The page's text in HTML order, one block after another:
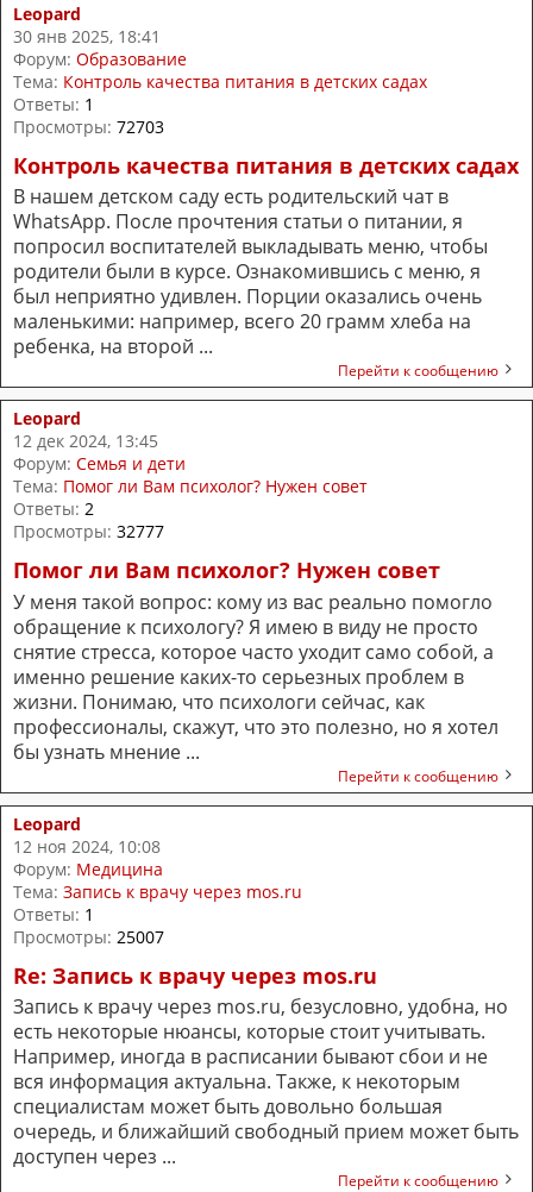
Leopard
30 янв 2025, 18:41
Форум: Образование
Тема: Контроль качества питания в детских садах
Ответы: 1
Просмотры: 72703
Контроль качества питания в детских садах
В нашем детском саду есть родительский чат в
WhatsApp. После прочтения статьи о питании, я
попросил воспитателей выкладывать меню, чтобы
родители были в курсе. Ознакомившись с меню, я
был неприятно удивлен. Порции оказались очень
маленькими: например, всего 20 грамм хлеба на
ребенка, на второй ...
Перейти к сообщению
Leopard
12 дек 2024, 13:45
Форум: Семья и дети
Тема: Помог ли Вам психолог? Нужен совет
Ответы: 2
Просмотры: 32777
Помог ли Вам психолог? Нужен совет
У меня такой вопрос: кому из вас реально помогло
обращение к психологу? Я имею в виду не просто
снятие стресса, которое часто уходит само собой, а
именно решение каких-то серьезных проблем в
жизни. Понимаю, что психологи сейчас, как
профессионалы, скажут, что это полезно, но я хотел
бы узнать мнение ...
Перейти к сообщению
Leopard
12 ноя 2024, 10:08
Форум: Медицина
Тема: Запись к врачу через mos.ru
Ответы: 1
Просмотры: 25007
Re: Запись к врачу через mos.ru
Запись к врачу через mos.ru, безусловно, удобна, но
есть некоторые нюансы, которые стоит учитывать.
Например, иногда в расписании бывают сбои и не
вся информация актуальна. Также, к некоторым
специалистам может быть довольно большая
очередь, и ближайший свободный прием может быть
доступен через ...
Перейти к сообщению